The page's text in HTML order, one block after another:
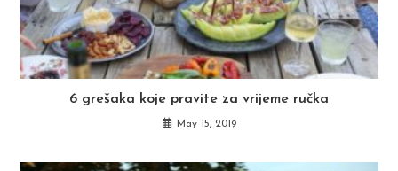
6 grešaka koje pravite za vrijeme ručka
May 15, 2019